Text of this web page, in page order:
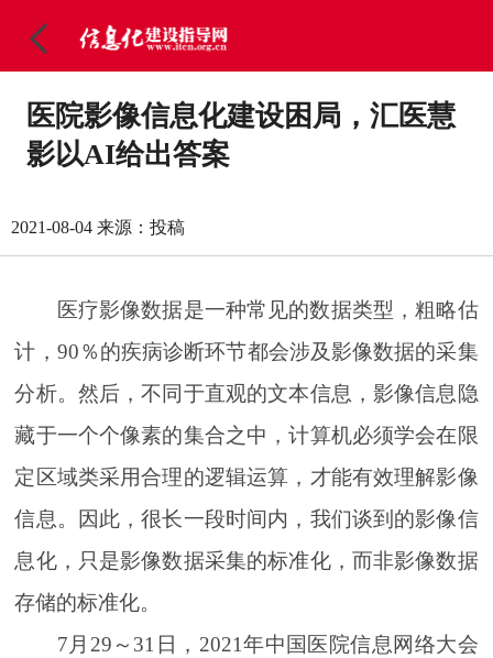
医院影像信息化建设困局，汇医慧
影以AI给出答案
2021-08-04 来源：投稿
医疗影像数据是一种常见的数据类型，粗略估
计，90％的疾病诊断环节都会涉及影像数据的采集
分析。然后，不同于直观的文本信息，影像信息隐
藏于一个个像素的集合之中，计算机必须学会在限
定区域类采用合理的逻辑运算，才能有效理解影像
信息。因此，很长一段时间内，我们谈到的影像信
息化，只是影像数据采集的标准化，而非影像数据
存储的标准化。
7月29～31日，2021年中国医院信息网络大会